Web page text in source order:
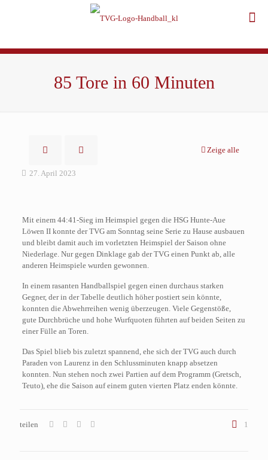
85 Tore in 60 Minuten
Zeige alle
27. April 2023
Mit einem 44:41-Sieg im Heimspiel gegen die HSG Hunte-Aue
Löwen II konnte der TVG am Sonntag seine Serie zu Hause ausbauen
und bleibt damit auch im vorletzten Heimspiel der Saison ohne
Niederlage. Nur gegen Dinklage gab der TVG einen Punkt ab, alle
anderen Heimspiele wurden gewonnen.
In einem rasanten Handballspiel gegen einen durchaus starken
Gegner, der in der Tabelle deutlich höher postiert sein könnte,
konnten die Abwehrreihen wenig überzeugen. Viele Gegenstöße,
gute Durchbrüche und hohe Wurfquoten führten auf beiden Seiten zu
einer Fülle an Toren.
Das Spiel blieb bis zuletzt spannend, ehe sich der TVG auch durch
Paraden von Laurenz in den Schlussminuten knapp absetzen
konnten. Nun stehen noch zwei Partien auf dem Programm (Gretsch,
Teuto), ehe die Saison auf einem guten vierten Platz enden könnte.
teilen 1